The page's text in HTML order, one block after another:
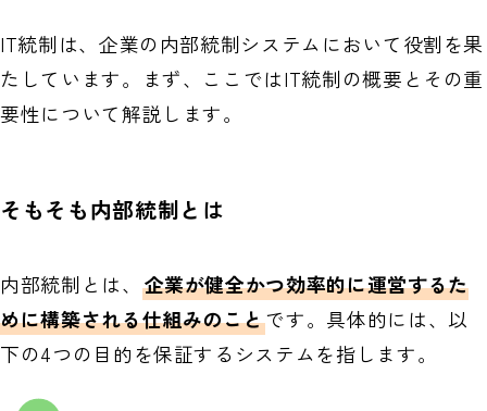
IT統制は、企業の内部統制システムにおいて役割を果
たしています。まず、ここではIT統制の概要とその重
要性について解説します。
そもそも内部統制とは
内部統制とは、 企業が健全かつ効率的に運営するた
めに構築される仕組みのことです。具体的には、以
下の4つの目的を保証するシステムを指します。